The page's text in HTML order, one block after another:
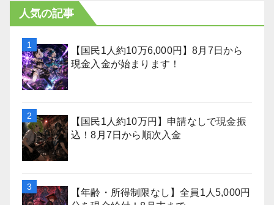
人気の記事
【国民1人約10万6,000円】8月7日から
現金入金が始まります！
【国民1人約10万円】申請なしで現金振
込！8月7日から順次入金
【年齢・所得制限なし】全員1人5,000円